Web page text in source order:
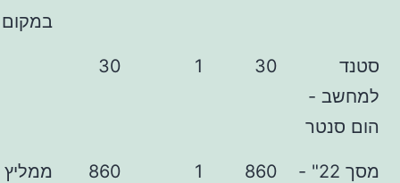
במקום זה.
30
1
30
מסך 22" -
860
1
860
ממליץ